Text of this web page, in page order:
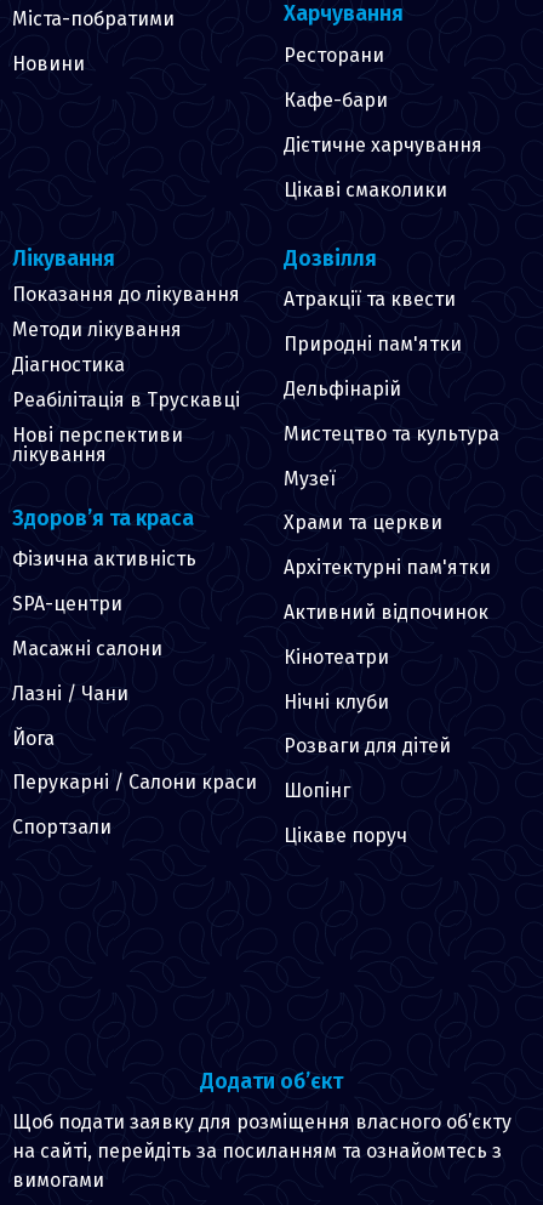
Міста-побратими
Новини
Харчування
Ресторани
Кафе-бари
Дієтичне харчування
Цікаві смаколики
Лікування
Показання до лікування
Методи лікування
Діагностика
Реабілітація в Трускавці
Нові перспективи
лікування
Здоров’я та краса
Фізична активність
SPA-центри
Масажні салони
Лазні / Чани
Йога
Перукарні / Салони краси
Спортзали
Дозвілля
Атракції та квести
Природні пам'ятки
Дельфінарій
Мистецтво та культура
Музеї
Храми та церкви
Архітектурні пам'ятки
Активний відпочинок
Кінотеатри
Нічні клуби
Розваги для дітей
Шопінг
Цікаве поруч
Додати об’єкт
Щоб подати заявку для розміщення власного об’єкту
на сайті, перейдіть за посиланням та ознайомтесь з
вимогами